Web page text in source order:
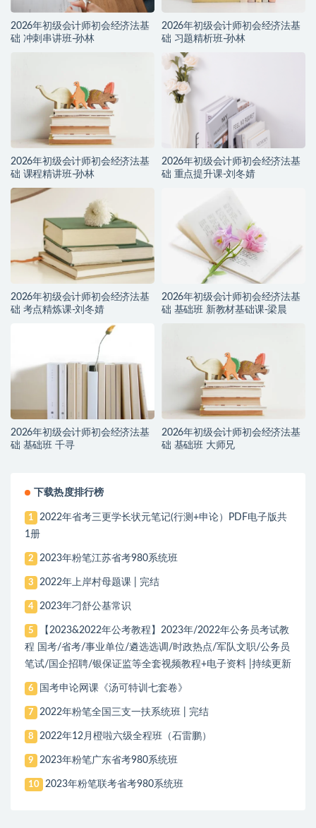
2026年初级会计师初会经济法基
础 冲刺串讲班-孙林
2026年初级会计师初会经济法基
础 习题精析班-孙林
2026年初级会计师初会经济法基
础 课程精讲班-孙林
2026年初级会计师初会经济法基
础 重点提升课-刘冬婧
2026年初级会计师初会经济法基
础 考点精炼课-刘冬婧
2026年初级会计师初会经济法基
础 基础班 新教材基础课-梁晨
2026年初级会计师初会经济法基
础 基础班 千寻
2026年初级会计师初会经济法基
础 基础班 大师兄
下载热度排行榜
1
2022年省考三更学长状元笔记(行测+申论）PDF电子版共
1册
2 2023年粉笔江苏省考980系统班
3 2022年上岸村母题课 | 完结
4 2023年刁舒公基常识
5
【2023&2022年公考教程】2023年/2022年公务员考试教
程 国考/省考/事业单位/遴选选调/时政热点/军队文职/公务员
笔试/国企招聘/银保证监等全套视频教程+电子资料 |持续更新
6 国考申论网课《汤可特训七套卷》
7 2022年粉笔全国三支一扶系统班 | 完结
8 2022年12月橙啦六级全程班（石雷鹏）
9 2023年粉笔广东省考980系统班
10 2023年粉笔联考省考980系统班